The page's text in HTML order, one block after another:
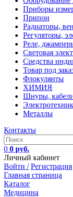
Приборы
Припои
Радиаторы,
Регуляторы,
Реле,
Световая
Средства
Товар под
Флокулянты
ХИМИЯ
Шнуры,
Металлы
Контакты
0 0 руб.
Личный кабинет
Войти / Регистрация
Главная страница
Каталог
Медицина